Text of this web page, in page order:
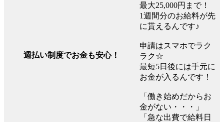
週払い制度でお金も安心！
最大25,000円まで！
1週間分のお給料が先
に貰えるんです♪
申請はスマホでラク
ラク☆
最短5日後には手元に
お金が入るんです！
「働き始めだからお
金がない・・・」
「急な出費で給料日